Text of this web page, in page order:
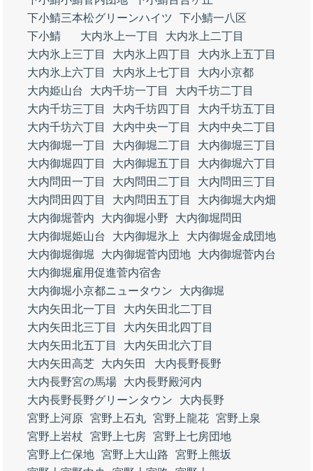
下小鯖三本松グリーンハイツ
下小鯖一八区
下小鯖
大内氷上一丁目
大内氷上二丁目
大内氷上三丁目
大内氷上四丁目
大内氷上五丁目
大内氷上六丁目
大内氷上七丁目
大内小京都
大内姫山台
大内千坊一丁目
大内千坊二丁目
大内千坊三丁目
大内千坊四丁目
大内千坊五丁目
大内千坊六丁目
大内中央一丁目
大内中央二丁目
大内御堀一丁目
大内御堀二丁目
大内御堀三丁目
大内御堀四丁目
大内御堀五丁目
大内御堀六丁目
大内問田一丁目
大内問田二丁目
大内問田三丁目
大内問田四丁目
大内問田五丁目
大内御堀大内畑
大内御堀菅内
大内御堀小野
大内御堀問田
大内御堀姫山台
大内御堀氷上
大内御堀金成団地
大内御堀御堀
大内御堀菅内団地
大内御堀菅内台
大内御堀雇用促進菅内宿舎
大内御堀小京都ニュータウン
大内御堀
大内矢田北一丁目
大内矢田北二丁目
大内矢田北三丁目
大内矢田北四丁目
大内矢田北五丁目
大内矢田北六丁目
大内矢田高芝
大内矢田
大内長野長野
大内長野宮の馬場
大内長野殿河内
大内長野長野グリーンタウン
大内長野
宮野上河原 宮野上石丸 宮野上龍花 宮野上泉
宮野上岩杖
宮野上七房 宮野上七房団地
宮野上仁保地 宮野上大山路
宮野上熊坂